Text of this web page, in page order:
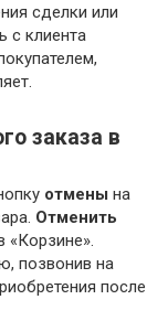
сделки или
с клиента
заказа в
отмены на
Отменить
позвонив на
после